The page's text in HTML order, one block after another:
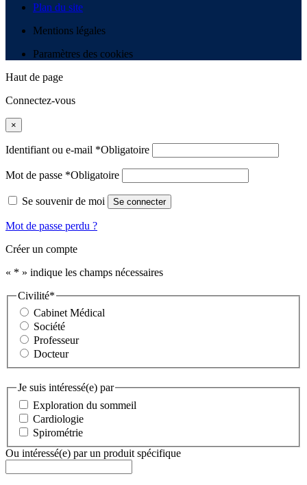
Plan du site
Mentions légales
Paramètres des cookies
Haut de page
Connectez-vous
×
Identifiant ou e-mail *Obligatoire
Mot de passe *Obligatoire
Se souvenir de moi Se connecter
Mot de passe perdu ?
Créer un compte
« * » indique les champs nécessaires
Civilité*
Cabinet Médical
Société
Professeur
Docteur
Je suis intéressé(e) par
Exploration du sommeil
Cardiologie
Spirométrie
Ou intéressé(e) par un produit spécifique